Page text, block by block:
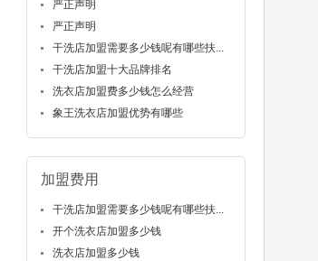
严正声明
严正声明
干洗店加盟需要多少钱呢有哪些扶...
干洗店加盟十大品牌排名
洗衣店加盟费多少钱怎么经营
象王洗衣店加盟优势有哪些
加盟费用
干洗店加盟需要多少钱呢有哪些扶...
开个洗衣店加盟多少钱
洗衣店加盟多少钱